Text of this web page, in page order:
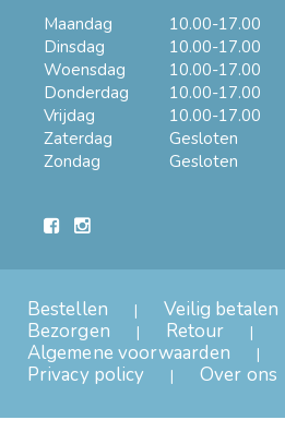
Bestellen
Veilig betalen
Bezorgen
Retour
Algemene voorwaarden
Privacy policy
Over ons
Maandag
10.00-17.00
Dinsdag
10.00-17.00
Woensdag
10.00-17.00
Donderdag
10.00-17.00
Vrijdag
10.00-17.00
Zaterdag
Gesloten
Zondag
Gesloten